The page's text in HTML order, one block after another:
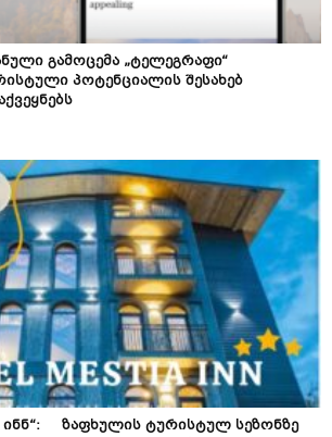
გამოცემა „ტელეგრაფი“
პოტენციალის შესახებ
ინნ“: ზაფხულის ტურისტულ სეზონზე